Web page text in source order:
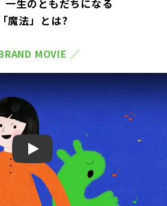
一生のともだちになる
「魔法」とは?
MOVIE ／